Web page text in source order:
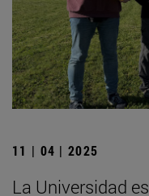
11 | 04 | 2025
La Universidad